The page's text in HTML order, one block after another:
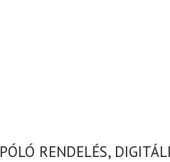
PÓLÓ RENDELÉS,